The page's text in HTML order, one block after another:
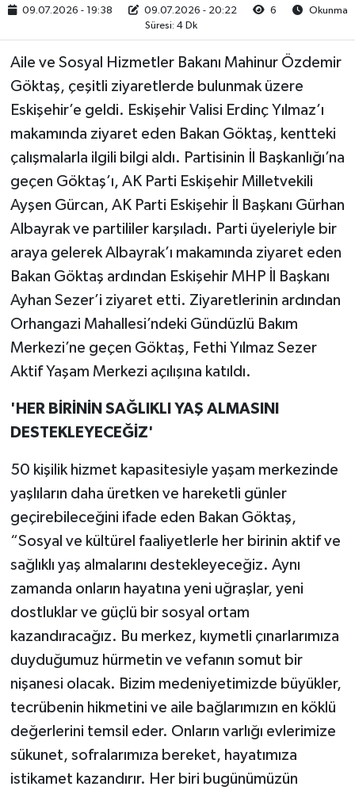
09.07.2026 - 19:38 09.07.2026 - 20:22 6
Okunma
Süresi: 4 Dk
Aile ve Sosyal Hizmetler Bakanı Mahinur Özdemir
Göktaş, çeşitli ziyaretlerde bulunmak üzere
Eskişehir’e geldi. Eskişehir Valisi Erdinç Yılmaz’ı
makamında ziyaret eden Bakan Göktaş, kentteki
çalışmalarla ilgili bilgi aldı. Partisinin İl Başkanlığı’na
geçen Göktaş’ı, AK Parti Eskişehir Milletvekili
Ayşen Gürcan, AK Parti Eskişehir İl Başkanı Gürhan
Albayrak ve partililer karşıladı. Parti üyeleriyle bir
araya gelerek Albayrak’ı makamında ziyaret eden
Bakan Göktaş ardından Eskişehir MHP İl Başkanı
Ayhan Sezer’i ziyaret etti. Ziyaretlerinin ardından
Orhangazi Mahallesi’ndeki Gündüzlü Bakım
Merkezi’ne geçen Göktaş, Fethi Yılmaz Sezer
Aktif Yaşam Merkezi açılışına katıldı.
'HER BİRİNİN SAĞLIKLI YAŞ ALMASINI
DESTEKLEYECEĞİZ'
50 kişilik hizmet kapasitesiyle yaşam merkezinde
yaşlıların daha üretken ve hareketli günler
geçirebileceğini ifade eden Bakan Göktaş,
“Sosyal ve kültürel faaliyetlerle her birinin aktif ve
sağlıklı yaş almalarını destekleyeceğiz. Aynı
zamanda onların hayatına yeni uğraşlar, yeni
dostluklar ve güçlü bir sosyal ortam
kazandıracağız. Bu merkez, kıymetli çınarlarımıza
duyduğumuz hürmetin ve vefanın somut bir
nişanesi olacak. Bizim medeniyetimizde büyükler,
tecrübenin hikmetini ve aile bağlarımızın en köklü
değerlerini temsil eder. Onların varlığı evlerimize
sükunet, sofralarımıza bereket, hayatımıza
istikamet kazandırır. Her biri bugünümüzün